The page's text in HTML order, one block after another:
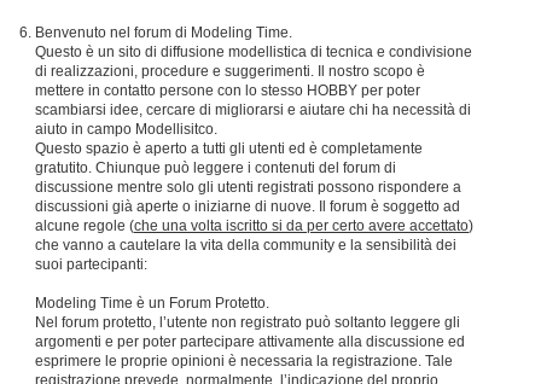
Benvenuto nel forum di Modeling Time.
Questo è un sito di diffusione modellistica di tecnica e condivisione
di realizzazioni, procedure e suggerimenti. Il nostro scopo è
mettere in contatto persone con lo stesso HOBBY per poter
scambiarsi idee, cercare di migliorarsi e aiutare chi ha necessità di
aiuto in campo Modellisitco.
Questo spazio è aperto a tutti gli utenti ed è completamente
gratutito. Chiunque può leggere i contenuti del forum di
discussione mentre solo gli utenti registrati possono rispondere a
discussioni già aperte o iniziarne di nuove. Il forum è soggetto ad
alcune regole (che una volta iscritto si da per certo avere accettato)
che vanno a cautelare la vita della community e la sensibilità dei
suoi partecipanti:
Modeling Time è un Forum Protetto.
Nel forum protetto, l’utente non registrato può soltanto leggere gli
argomenti e per poter partecipare attivamente alla discussione ed
esprimere le proprie opinioni è necessaria la registrazione. Tale
registrazione prevede, normalmente, l’indicazione del proprio